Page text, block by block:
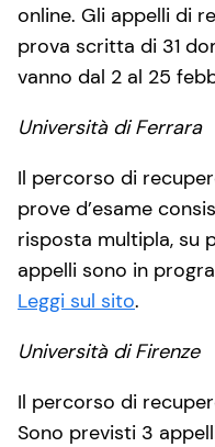
online. Gli appelli di
prova scritta di 31
vanno dal 2 al 25
Università di Ferrara
Il percorso di
prove d’esame
risposta multipla, su
appelli sono in
Leggi sul sito.
Università di Firenze
Il percorso di
Sono previsti 3